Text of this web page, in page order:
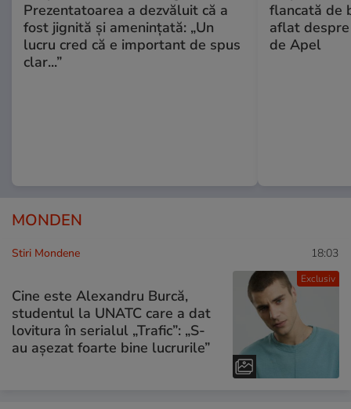
Prezentatoarea a dezvăluit că a
fost jignită și amenințată: „Un
lucru cred că e important de spus
clar...”
flancată de
aflat
de Apel
MONDEN
Exclusiv
Stiri Mondene 18:03
Cine este Alexandru Burcă,
studentul la UNATC care a dat
lovitura în serialul „Trafic”: „S-
au așezat foarte bine lucrurile”